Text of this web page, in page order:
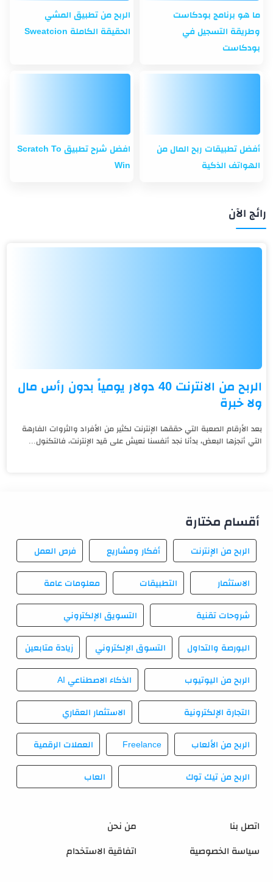
ما هو برنامج بودكاست
وطريقة التسجيل في
بودكاست
الربح من تطبيق المشي
الحقيقة الكاملة Sweatcion
أفضل تطبيقات ربح المال من
الهواتف الذكية
افضل شرح تطبيق Scratch To
Win
رائج الآن
الربح من الانترنت 40 دولار يومياً بدون رأس مال
ولا خبرة
بعد الأرقام الصعبة التي حققها الإنترنت لكثير من الأفراد والثروات الفارهة
التي أنجزها البعض، بدأنا نجد أنفسنا نعيش على قيد الإنترنت، فالتكنول...
اتصل بنا من نحن
سياسة الخصوصية اتفاقية الاستخدام
أقسام مختارة
الربح من الإنترنت أفكار ومشاريع فرص العمل
الاستثمار التطبيقات معلومات عامة
شروحات تقنية التسويق الإلكتروني
البورصة والتداول التسوق الإلكتروني زيادة متابعين
الربح من اليوتيوب الذكاء الاصطناعي AI
التجارة الإلكترونية الاستثمار العقاري
الربح من الألعاب Freelance العملات الرقمية
الربح من تيك توك العاب